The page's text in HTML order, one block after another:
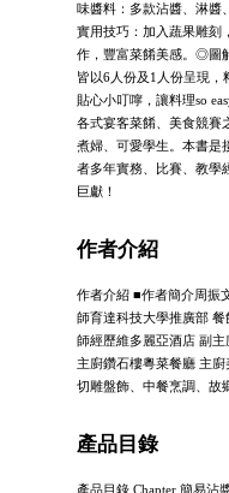
味醬料：多款沾醬、淋醬
實用技巧：加入蔬果雕刻
作，豐富菜餚美感。◎圖
皆以6人份及1人份呈現
貼心小叮嚀，讓料理so
各式宴客菜餚、美食競賽
煮婦、可愛學生。本書是
者多年實務、比賽、教學
巨獻！
作者介紹
作者介紹 ■作者簡介周振
師育達科技大學推廣部
師經歷維多麗亞酒店 副
主廚鑽石樓粵菜餐廳 主
切雕盤飾、中餐烹調、故
產品目錄
產品目錄 Chapter 簡易沾